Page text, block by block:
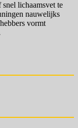
lichaamsvet te
nauwelijks
vormt